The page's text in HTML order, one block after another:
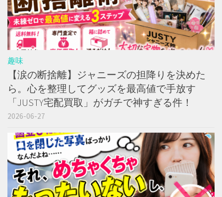
趣味
【涙の断捨離】ジャニーズの担降りを決めた
ら。心を整理してグッズを最高値で手放す
「JUSTY宅配買取」がガチで神すぎる件！
2026-06-27